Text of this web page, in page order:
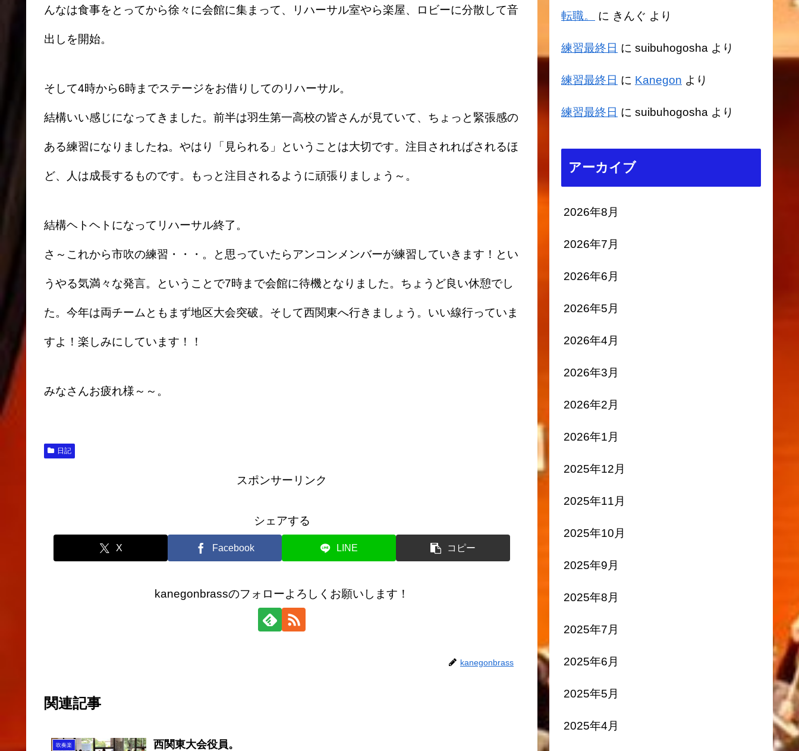
んなは食事をとってから徐々に会館に集まって、リハーサル室やら楽屋、ロビーに分散して音
出しを開始。
そして4時から6時までステージをお借りしてのリハーサル。
結構いい感じになってきました。前半は羽生第一高校の皆さんが見ていて、ちょっと緊張感の
ある練習になりましたね。やはり「見られる」ということは大切です。注目されればされるほ
ど、人は成長するものです。もっと注目されるように頑張りましょう～。
結構ヘトヘトになってリハーサル終了。
さ～これから市吹の練習・・・。と思っていたらアンコンメンバーが練習していきます！とい
うやる気満々な発言。ということで7時まで会館に待機となりました。ちょうど良い休憩でし
た。今年は両チームともまず地区大会突破。そして西関東へ行きましょう。いい線行っていま
すよ！楽しみにしています！！
みなさんお疲れ様～～。
日記
スポンサーリンク
シェアする
X Facebook LINE コピー
kanegonbrassのフォローよろしくお願いします！
kanegonbrass
関連記事
吹奏楽 西関東大会役員。
転職。 に きんぐ より
練習最終日 に suibuhogosha より
練習最終日 に Kanegon より
練習最終日 に suibuhogosha より
アーカイブ
2026年8月
2026年7月
2026年6月
2026年5月
2026年4月
2026年3月
2026年2月
2026年1月
2025年12月
2025年11月
2025年10月
2025年9月
2025年8月
2025年7月
2025年6月
2025年5月
2025年4月